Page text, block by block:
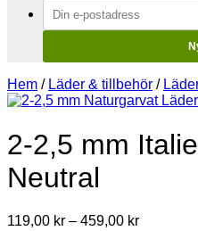
Hem / Läder & tillbehör /
2-2,5 mm
Neutral
119,00 kr – 459,00 krPrice